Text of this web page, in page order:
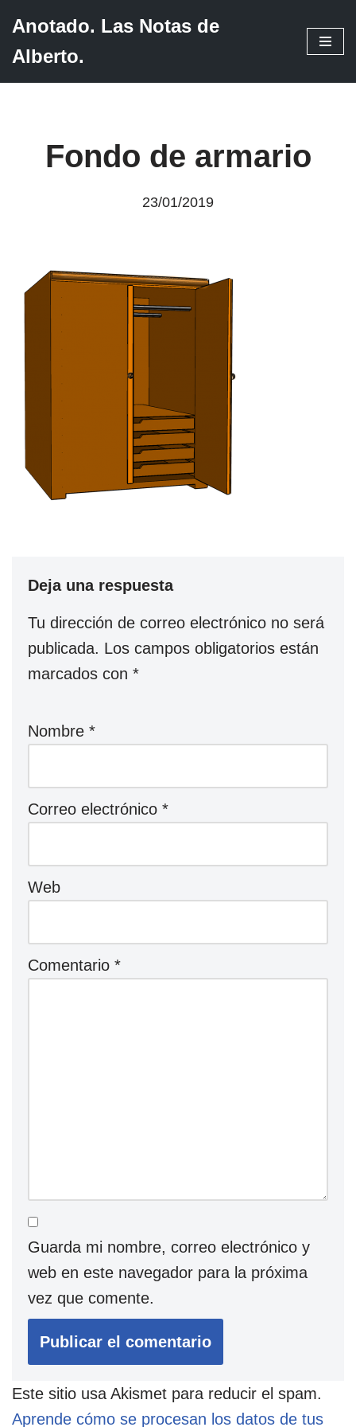
Saltar
Anotado. Las Notas de
Alberto.
Fondo de armario
23/01/2019
Deja una respuesta
Tu dirección de correo electrónico no será
publicada. Los campos obligatorios están
marcados con *
Nombre *
Correo electrónico *
Web
Comentario *
Guarda mi nombre, correo electrónico y
web en este navegador para la próxima
vez que comente.
Este sitio usa Akismet para reducir el spam.
Aprende cómo se procesan los datos de tus